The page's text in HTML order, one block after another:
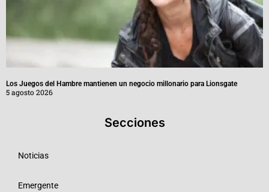
Los Juegos del Hambre mantienen un negocio millonario para Lionsgate
5 agosto 2026
Secciones
Noticias
Emergente